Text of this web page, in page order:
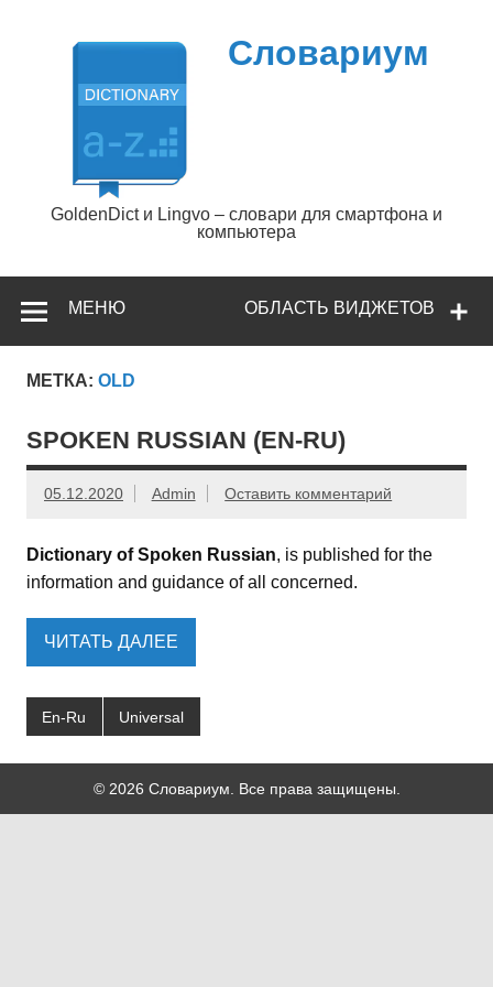
содержимому
Словариум
GoldenDict и Lingvo – словари для смартфона и
компьютера
ОБЛАСТЬ ВИДЖЕТОВ
МЕНЮ
МЕТКА: OLD
SPOKEN RUSSIAN (EN-RU)
05.12.2020 Admin Оставить комментарий
Dictionary of Spoken Russian, is published for the
information and guidance of all concerned.
ЧИТАТЬ ДАЛЕЕ
En-Ru Universal
© 2026 Словариум. Все права защищены.